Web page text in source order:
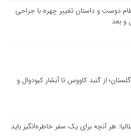
دوست و داستان تغییر چهره با جراحی
و بعد
گلستان؛ از گنبد کاووس تا آبشار کبودوال و
هر آنچه برای یک سفر خاطره‌انگیز باید